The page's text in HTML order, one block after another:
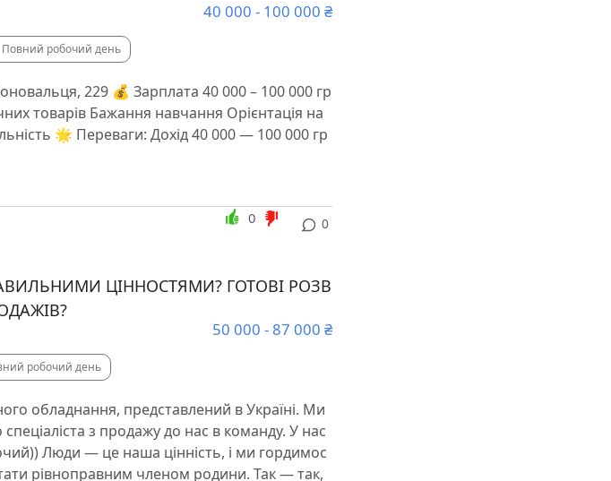
40 000 - 100 000 ₴
Повний робочий день
229 💰 Зарплата 40 000 – 100 000 гр
товарів Бажання навчання Орієнтація на
🌟 Переваги: Дохід 40 000 — 100 000 гр
0
0
ЦІННОСТЯМИ? ГОТОВІ РОЗВ
50 000 - 87 000 ₴
робочий день
обладнання, представлений в Україні. Ми
з продажу до нас в команду. У нас
Люди — це наша цінність, і ми гордимос
рівноправним членом родини. Так — так,